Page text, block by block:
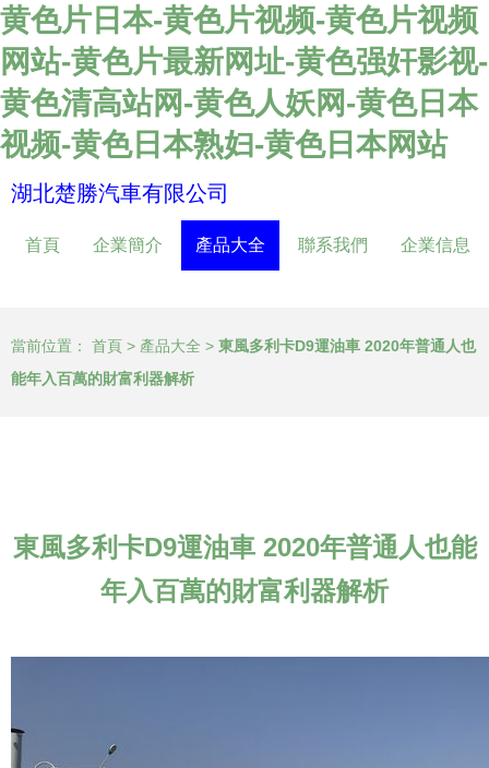
黄色片日本-黄色片视频-黄色片视频
网站-黄色片最新网址-黄色强奸影视-
黄色清高站网-黄色人妖网-黄色日本
视频-黄色日本熟妇-黄色日本网站
湖北楚勝汽車有限公司
首頁 企業簡介 產品大全 聯系我們 企業信息
當前位置： 首頁 > 產品大全 > 東風多利卡D9運油車 2020年普通人也
能年入百萬的財富利器解析
東風多利卡D9運油車 2020年普通人也能
年入百萬的財富利器解析